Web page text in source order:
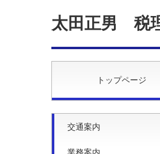
太田正男 税
トップページ
交通案内